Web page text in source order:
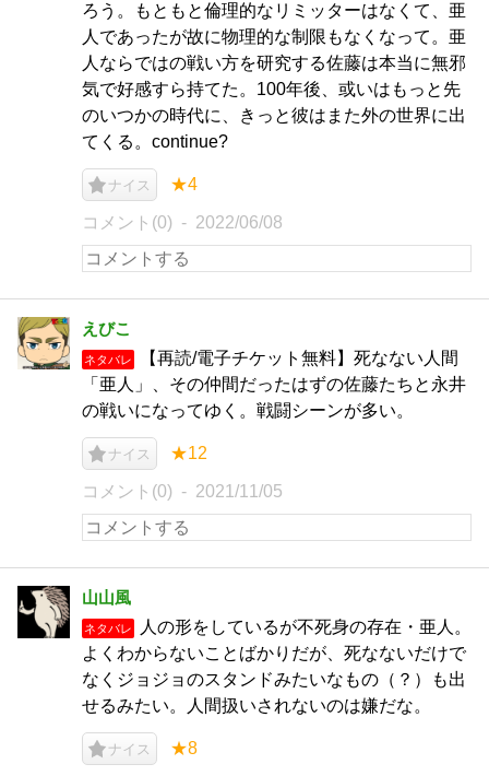
ろう。もともと倫理的なリミッターはなくて、亜
人であったが故に物理的な制限もなくなって。亜
人ならではの戦い方を研究する佐藤は本当に無邪
気で好感すら持てた。100年後、或いはもっと先
のいつかの時代に、きっと彼はまた外の世界に出
てくる。continue?
ナイス ★4
コメント(0) 2022/06/08
えびこ
ネタバレ
【再読/電子チケット無料】死なない人間
「亜人」、その仲間だったはずの佐藤たちと永井
の戦いになってゆく。戦闘シーンが多い。
ナイス ★12
コメント(0) 2021/11/05
山山風
ネタバレ
人の形をしているが不死身の存在・亜人。
よくわからないことばかりだが、死なないだけで
なくジョジョのスタンドみたいなもの（？）も出
せるみたい。人間扱いされないのは嫌だな。
ナイス ★8